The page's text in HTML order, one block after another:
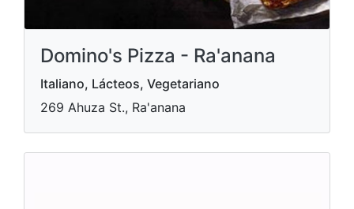
Domino's Pizza - Ra'anana
Italiano, Lácteos, Vegetariano
269 Ahuza St., Ra'anana